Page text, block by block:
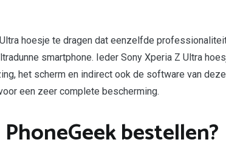
hoesje te dragen dat eenzelfde
smartphone. Ieder Sony Xperia Z Ultra
het scherm en indirect ook de software van
een zeer complete bescherming.
bestellen?